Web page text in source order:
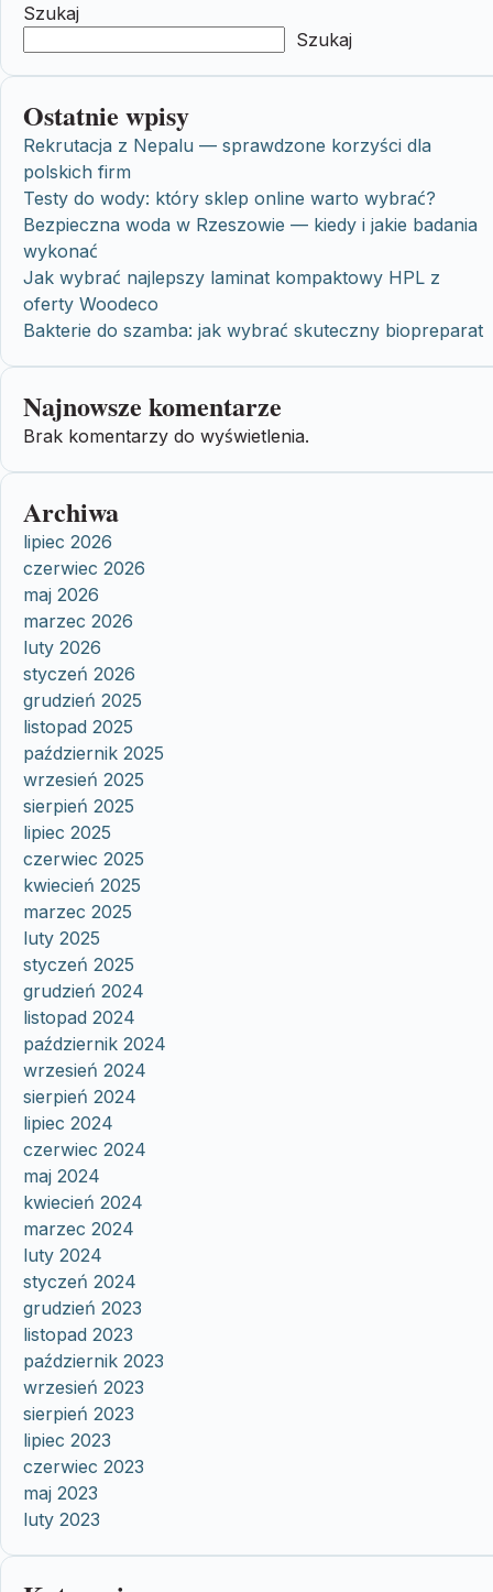
Szukaj
Szukaj
Ostatnie wpisy
Rekrutacja z Nepalu — sprawdzone korzyści dla
polskich firm
Testy do wody: który sklep online warto wybrać?
Bezpieczna woda w Rzeszowie — kiedy i jakie badania
wykonać
Jak wybrać najlepszy laminat kompaktowy HPL z
oferty Woodeco
Bakterie do szamba: jak wybrać skuteczny biopreparat
Najnowsze komentarze
Brak komentarzy do wyświetlenia.
Archiwa
lipiec 2026
czerwiec 2026
maj 2026
marzec 2026
luty 2026
styczeń 2026
grudzień 2025
listopad 2025
październik 2025
wrzesień 2025
sierpień 2025
lipiec 2025
czerwiec 2025
kwiecień 2025
marzec 2025
luty 2025
styczeń 2025
grudzień 2024
listopad 2024
październik 2024
wrzesień 2024
sierpień 2024
lipiec 2024
czerwiec 2024
maj 2024
kwiecień 2024
marzec 2024
luty 2024
styczeń 2024
grudzień 2023
listopad 2023
październik 2023
wrzesień 2023
sierpień 2023
lipiec 2023
czerwiec 2023
maj 2023
luty 2023